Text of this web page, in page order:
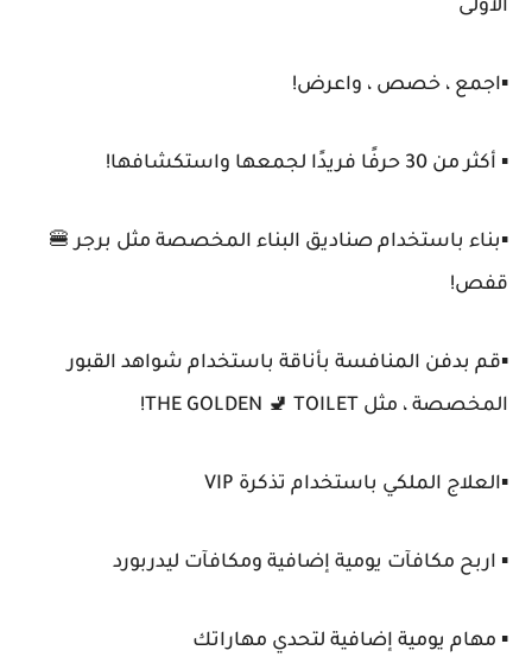
الأولى
▪️اجمع ، خصص ، واعرض!
▪️ أكثر من 30 حرفًا فريدًا لجمعها واستكشافها!
▪️بناء باستخدام صناديق البناء المخصصة مثل برجر 🍔
قفص!
▪️قم بدفن المنافسة بأناقة باستخدام شواهد القبور
المخصصة ، مثل THE GOLDEN 🚽 TOILET!
▪️العلاج الملكي باستخدام تذكرة VIP
▪️ اربح مكافآت يومية إضافية ومكافآت ليدربورد
▪️ مهام يومية إضافية لتحدي مهاراتك